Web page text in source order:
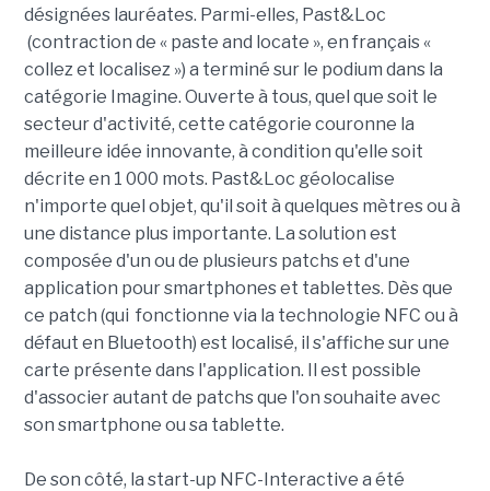
désignées lauréates. Parmi-elles, Past&Loc
(contraction de « paste and locate », en français «
collez et localisez ») a terminé sur le podium dans la
catégorie Imagine. Ouverte à tous, quel que soit le
secteur d'activité, cette catégorie couronne la
meilleure idée innovante, à condition qu'elle soit
décrite en 1 000 mots. Past&Loc géolocalise
n'importe quel objet, qu'il soit à quelques mètres ou à
une distance plus importante. La solution est
composée d'un ou de plusieurs patchs et d'une
application pour smartphones et tablettes. Dès que
ce patch (qui fonctionne via la technologie NFC ou à
défaut en Bluetooth) est localisé, il s'affiche sur une
carte présente dans l'application. Il est possible
d'associer autant de patchs que l'on souhaite avec
son smartphone ou sa tablette.
De son côté, la start-up NFC-Interactive a été